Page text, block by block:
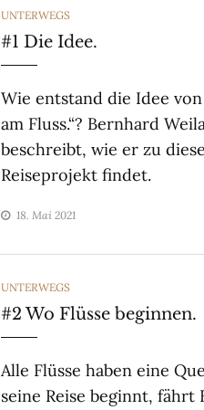
CATEGORIES
UNTERWEGS
#1 Die Idee.
Wie entstand die Idee
am Fluss.“? Bernhard
beschreibt, wie er zu
Reiseprojekt findet.
18. Mai 2021
CATEGORIES
UNTERWEGS
#2 Wo Flüsse beginnen.
Alle Flüsse haben eine
seine Reise beginnt, fährt